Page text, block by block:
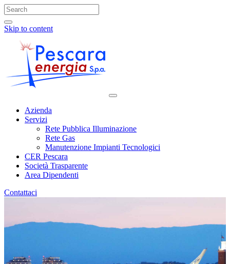
Skip to content
Azienda
Servizi
Rete Pubblica Illuminazione
Rete Gas
Manutenzione Impianti Tecnologici
CER Pescara
Società Trasparente
Area Dipendenti
Contattaci